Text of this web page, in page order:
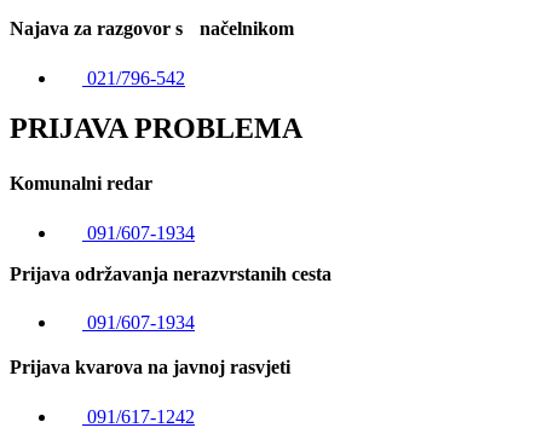
Najava za razgovor s načelnikom
021/796-542
PRIJAVA PROBLEMA
Komunalni redar
091/607-1934
Prijava održavanja nerazvrstanih cesta
091/607-1934
Prijava kvarova na javnoj rasvjeti
091/617-1242